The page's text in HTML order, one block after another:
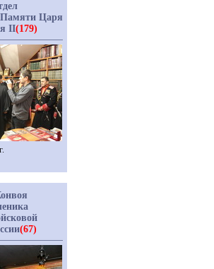
Памяти Царя
II(179)
(67)